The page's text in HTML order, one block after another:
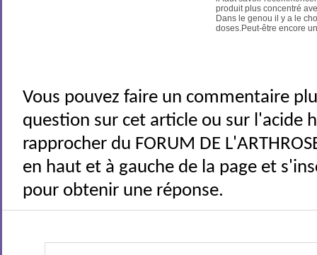
produit plus concentré
Dans le genou il y a le
doses.Peut-être encore
Vous pouvez faire un commentaire
question sur cet article ou sur l'acide
rapprocher du FORUM DE
en haut et à gauche de la page et
pour obtenir une réponse.